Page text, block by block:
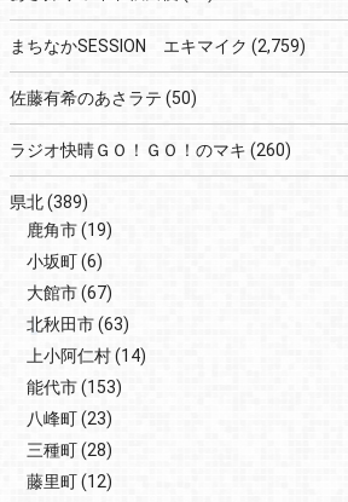
まちなかSESSION エキマイク (2,759)
佐藤有希のあさラテ (50)
ラジオ快晴ＧＯ！ＧＯ！のマキ (260)
県北(389)
鹿角市(19)
小坂町(6)
大館市(67)
北秋田市(63)
上小阿仁村(14)
能代市(153)
八峰町(23)
三種町(28)
藤里町(12)